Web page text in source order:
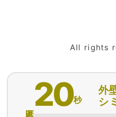
All rights
20秒
外
シ